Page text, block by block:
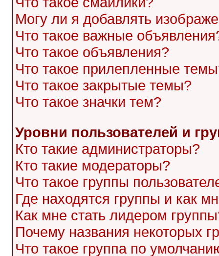
Могу ли я добавлять
Что такое важные
Что такое объявления?
Что такое прилепленные
Что такое закрытые темы?
Что такое значки тем?
Уровни пользователей и
Кто такие администраторы?
Кто такие модераторы?
Что такое группы
Где находятся группы и как
Как мне стать лидером
Почему названия некоторых
Что такое группа по